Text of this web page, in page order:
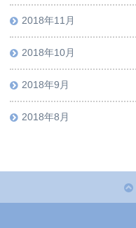
2018年11月
2018年10月
2018年9月
2018年8月